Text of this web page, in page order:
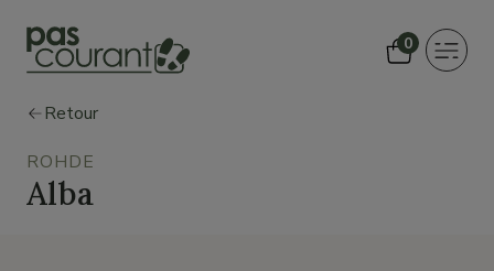
0
Toggle
Retour
ROHDE
Alba